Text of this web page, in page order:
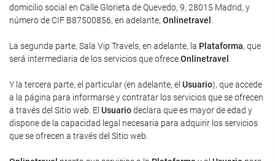
domicilio social en Calle Glorieta de Quevedo, 9, 28015 Madrid, y
número de CIF B87500856, en adelante, Onlinetravel
La segunda parte, Sala Vip Travels, en adelante, la Plataforma, que
será intermediaria de los servicios que ofreceOnlinetravel
Y la tercera parte, el particular (en adelante, el Usuario), que accede
a la página para informarse y contratar los servicios que se ofrecen
a través del Sitio web. El Usuariodeclara que es mayor de edad y
dispone de la capacidad legal necesaria para adquirir los servicios
que se ofrecen a través del Sitio web.